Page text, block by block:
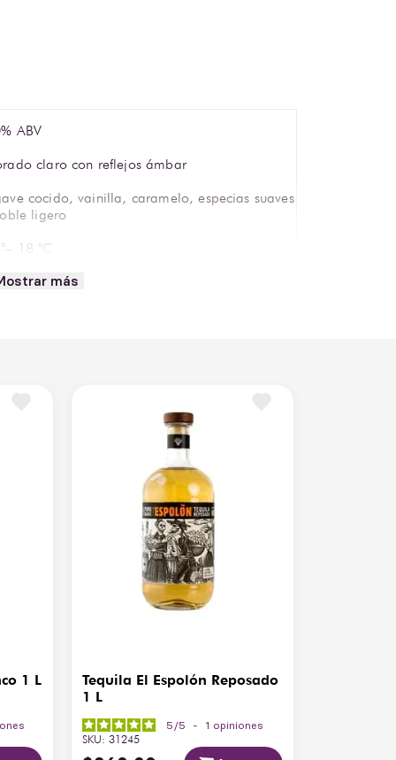
ABV
claro con reflejos ámbar
cocido, vainilla, caramelo, especias suaves
ligero
18 °C
tequilera o vaso bajo Old Fashioned
más
1 L
Tequila El Espolón Reposado
1 L
5 /5 - 1 opiniones
SKU:31245